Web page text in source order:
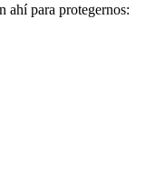
ahí para protegernos: